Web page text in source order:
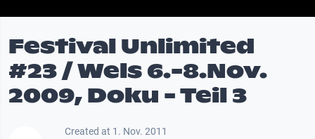
Festival Unlimited
#23 / Wels 6.-8.Nov.
2009, Doku - Teil 3
Created at 1. Nov. 2011